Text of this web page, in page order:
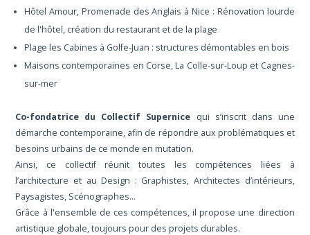
Hôtel Amour, Promenade des Anglais à Nice : Rénovation lourde
de l'hôtel, création du restaurant et de la plage
Plage les Cabines à Golfe-Juan : structures démontables en bois
Maisons contemporaines en Corse, La Colle-sur-Loup et Cagnes-
sur-mer
Co-fondatrice du Collectif Supernice qui s’inscrit dans une
démarche contemporaine, afin de répondre aux problématiques et
besoins urbains de ce monde en mutation.
Ainsi, ce collectif réunit toutes les compétences liées à
l’architecture et au Design : Graphistes, Architectes d’intérieurs,
Paysagistes, Scénographes…
Grâce à l'ensemble de ces compétences, il propose une direction
artistique globale, toujours pour des projets durables.